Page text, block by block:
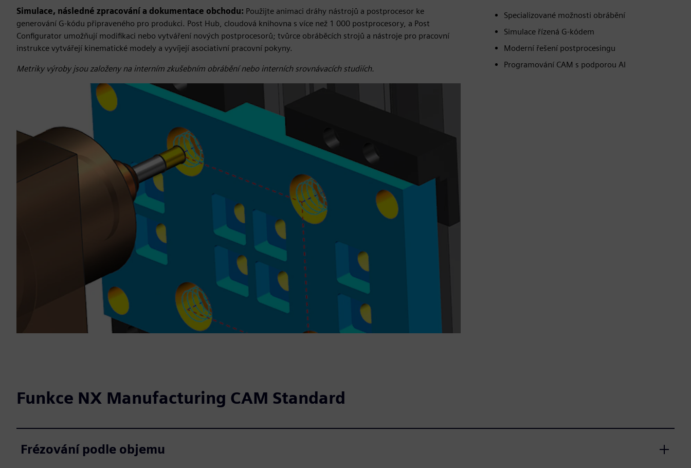
Simulace, následné zpracování a dokumentace obchodu: Použijte animaci dráhy nástrojů a postprocesor ke
generování G-kódu připraveného pro produkci. Post Hub, cloudová knihovna s více než 1 000 postprocesory, a Post
Configurator umožňují modifikaci nebo vytváření nových postprocesorů; tvůrce obráběcích strojů a nástroje pro pracovní
instrukce vytvářejí kinematické modely a vyvíjejí asociativní pracovní pokyny.
Metriky výroby jsou založeny na interním zkušebním obrábění nebo interních srovnávacích studiích.
Specializované možnosti obrábění
Simulace řízená G-kódem
Moderní řešení postprocesingu
Programování CAM s podporou AI
Funkce NX Manufacturing CAM Standard
Frézování podle objemu